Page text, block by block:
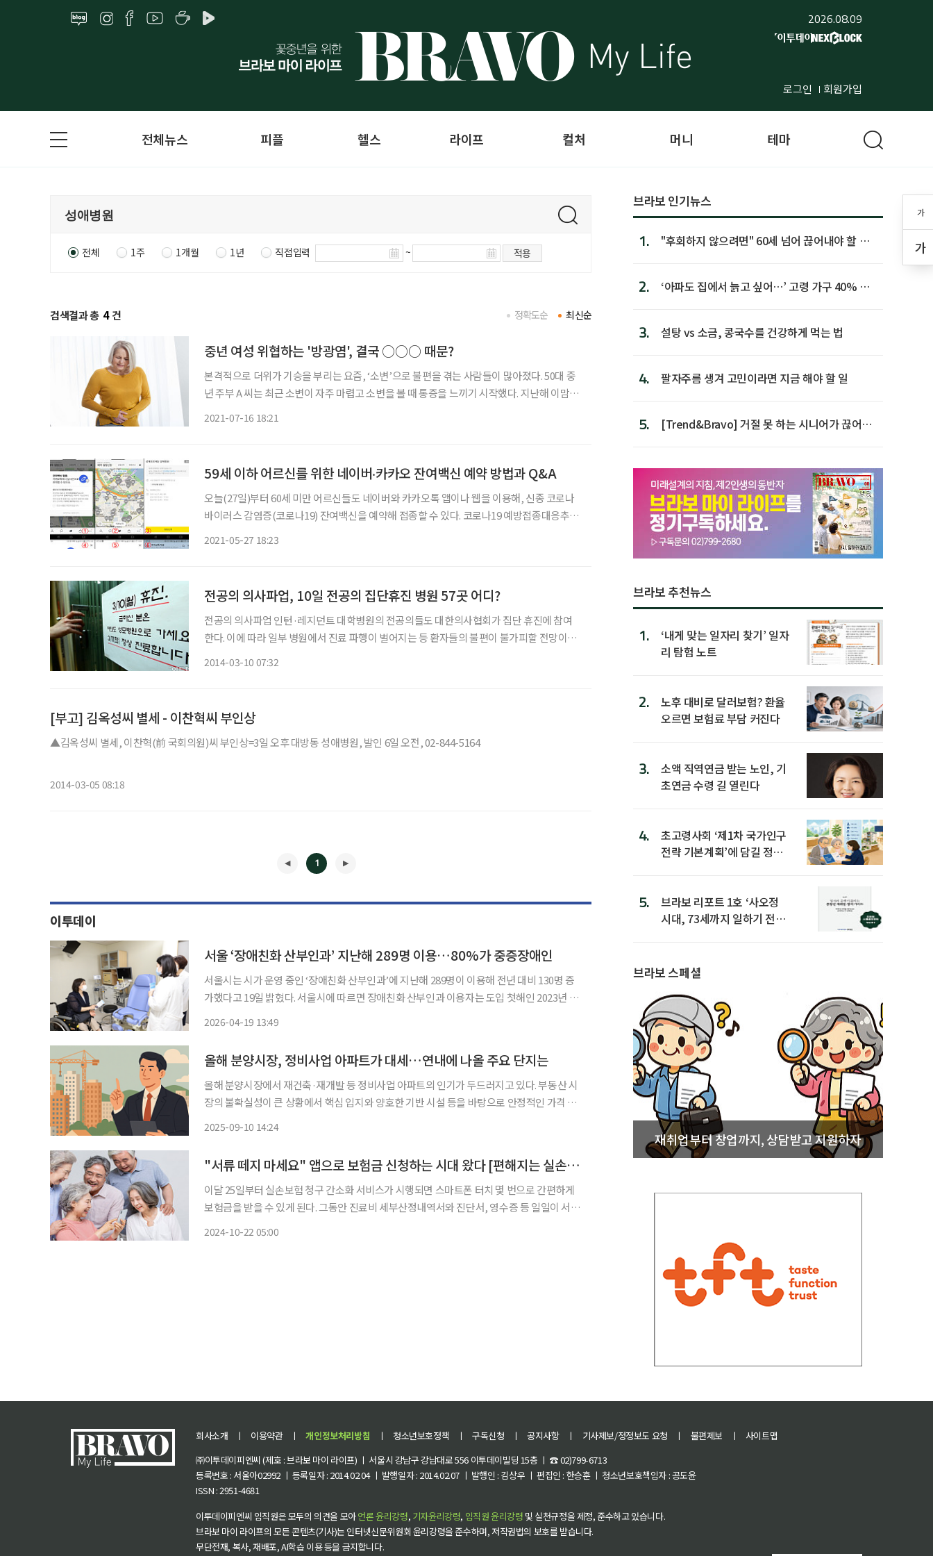
2026.08.09
로그인 회원가입
가
가
전체뉴스 피플 헬스 라이프 컬처 머니 테마
전체 1주 1개월 1년 직접입력 ~ 적용
검색결과 총 4 건 최신순
정확도순
중년 여성 위협하는 '방광염', 결국 ○○○ 때문?
본격적으로 더위가 기승을 부리는 요즘, ‘소변’으로 불편을 겪는 사람들이 많아졌다. 50대 중
년 주부 A 씨는 최근 소변이 자주 마렵고 소변을 볼 때 통증을 느끼기 시작했다. 지난해 이맘 때
2021-07-16 18:21
59세 이하 어르신를 위한 네이버‧카카오 잔여백신 예약 방법과 Q&A
오늘(27일)부터 60세 미만 어르신들도 네이버와 카카오톡 앱이나 웹을 이용해, 신종 코로나
바이러스 감염증(코로나19) 잔여백신을 예약해 접종할 수 있다. 코로나19 예방접종대응추진
2021-05-27 18:23
전공의 의사파업, 10일 전공의 집단휴진 병원 57곳 어디?
전공의 의사파업 인턴·레지던트 대학병원의 전공의들도 대한의사협회가 집단 휴진에 참여
한다. 이에 따라 일부 병원에서 진료 파행이 벌어지는 등 환자들의 불편이 불가피할 전망이다.
2014-03-10 07:32
[부고] 김옥성씨 별세 - 이찬혁씨 부인상
▲김옥성씨 별세, 이찬혁(前 국회의원)씨 부인상=3일 오후 대방동 성애병원, 발인 6일 오전, 02-844-5164
2014-03-05 08:18
◀
1
▶
이투데이
서울 ‘장애친화 산부인과’ 지난해 289명 이용…80%가 중증장애인
서울시는 시가 운영 중인 ‘장애친화 산부인과’에 지난해 289명이 이용해 전년 대비 130명 증
가했다고 19일 밝혔다. 서울시에 따르면 장애친화 산부인과 이용자는 도입 첫해인 2023년 55
2026-04-19 13:49
올해 분양시장, 정비사업 아파트가 대세…연내에 나올 주요 단지는
올해 분양시장에서 재건축·재개발 등 정비사업 아파트의 인기가 두드러지고 있다. 부동산 시
장의 불확실성이 큰 상황에서 핵심 입지와 양호한 기반 시설 등을 바탕으로 안정적인 가격 흐
2025-09-10 14:24
"서류 떼지 마세요" 앱으로 보험금 신청하는 시대 왔다 [편해지는 실손청구]
이달 25일부터 실손보험 청구 간소화 서비스가 시행되면 스마트폰 터치 몇 번으로 간편하게
보험금을 받을 수 있게 된다. 그동안 진료비 세부산정내역서와 진단서, 영수증 등 일일이 서류
2024-10-22 05:00
브라보 인기뉴스
1.
"후회하지 않으려면" 60세 넘어 끊어내야 할 사
2.
‘아파도 집에서 늙고 싶어…’ 고령 가구 40% 노
3. 설탕 vs 소금, 콩국수를 건강하게 먹는 법
4. 팔자주름 생겨 고민이라면 지금 해야 할 일
5.
[Trend&Bravo] 거절 못 하는 시니어가 끊어야
브라보 추천뉴스
1.
‘내게 맞는 일자리 찾기’ 일자
리 탐험 노트
2.
노후 대비로 달러보험? 환율
오르면 보험료 부담 커진다
3.
소액 직역연금 받는 노인, 기
초연금 수령 길 열린다
4.
초고령사회 ‘제1차 국가인구
전략 기본계획’에 담길 정책
5.
브라보 리포트 1호 ‘사오정
시대, 73세까지 일하기 전략’
브라보 스페셜
재취업부터 창업까지, 상담받고 지원하자
회사소개 ㅣ 이용약관 ㅣ 개인정보처리방침 ㅣ 청소년보호정책 ㅣ 구독신청 ㅣ 공지사항 ㅣ 기사제보/정정보도 요청 ㅣ 불편제보 ㅣ
사이트맵
㈜이투데이피엔씨 (제호 : 브라보 마이 라이프) ㅣ 서울시 강남구 강남대로 556 이투데이빌딩 15층 ㅣ ☎ 02)799-6713
등록번호 : 서울아02992 ㅣ 등록일자 : 2014.02.04 ㅣ 발행일자 : 2014.02.07 ㅣ 발행인 : 김상우 ㅣ 편집인 : 한승훈 ㅣ 청소년보호책임자 : 공도윤
ISSN : 2951-4681
이투데이피엔씨 임직원은 모두의 의견을 모아언론 윤리강령, 기자윤리강령, 임직원 윤리강령 및 실천규정을 제정, 준수하고 있습니다.
브라보 마이 라이프의 모든 콘텐츠(기사)는 인터넷신문위원회 윤리강령을 준수하며, 저작권법의 보호를 받습니다.
무단전재, 복사, 재배포, AI학습 이용 등을 금지합니다.